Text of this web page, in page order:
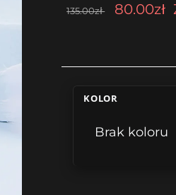
135.00zł 80.00zł
KOLOR
Brak koloru